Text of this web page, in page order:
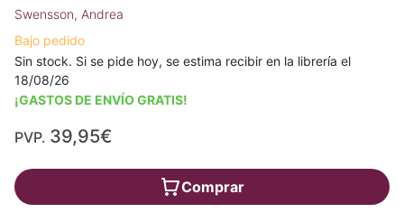
Swensson, Andrea
Bajo pedido
Sin stock. Si se pide hoy, se estima recibir en la librería el
18/08/26
¡GASTOS DE ENVÍO GRATIS!
PVP. 39,95€
Comprar